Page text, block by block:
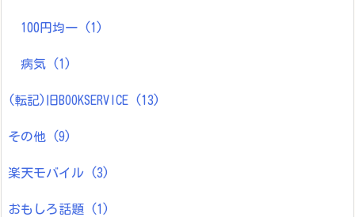
100円均一 (1)
病気 (1)
(転記)旧BOOKSERVICE (13)
その他 (9)
楽天モバイル (3)
おもしろ話題 (1)